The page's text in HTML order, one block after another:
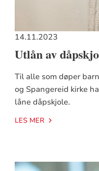
14.11.2023
Utlån av
Til alle som døper
og Spangereid kirke
låne dåpskjole.
LES MER